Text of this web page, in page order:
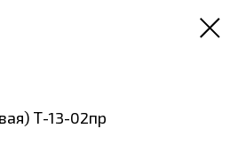
Т-13-02пр